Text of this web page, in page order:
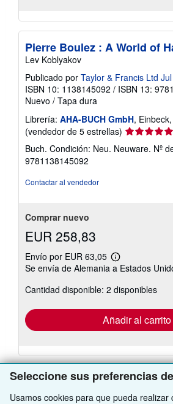
Seleccione sus preferencias
Usamos cookies para que pueda realizar
Pierre Boulez : A World of
Lev Koblyakov
Publicado por Taylor & Francis Ltd
ISBN 10: 1138145092 / ISBN 13:
Nuevo / Tapa dura
Librería: AHA-BUCH GmbH,
(vendedor de 5 estrellas) Calificación
vendedor:
Buch. Condición: Neu. Neuware. Nº
9781138145092
Contactar al vendedor
Comprar nuevo
EUR 258,83
Envío por EUR 63,05
Más
información
las
tarifas
envío
Se envía de Alemania a Estados
Cantidad disponible: 2 disponibles
Añadir al carrito